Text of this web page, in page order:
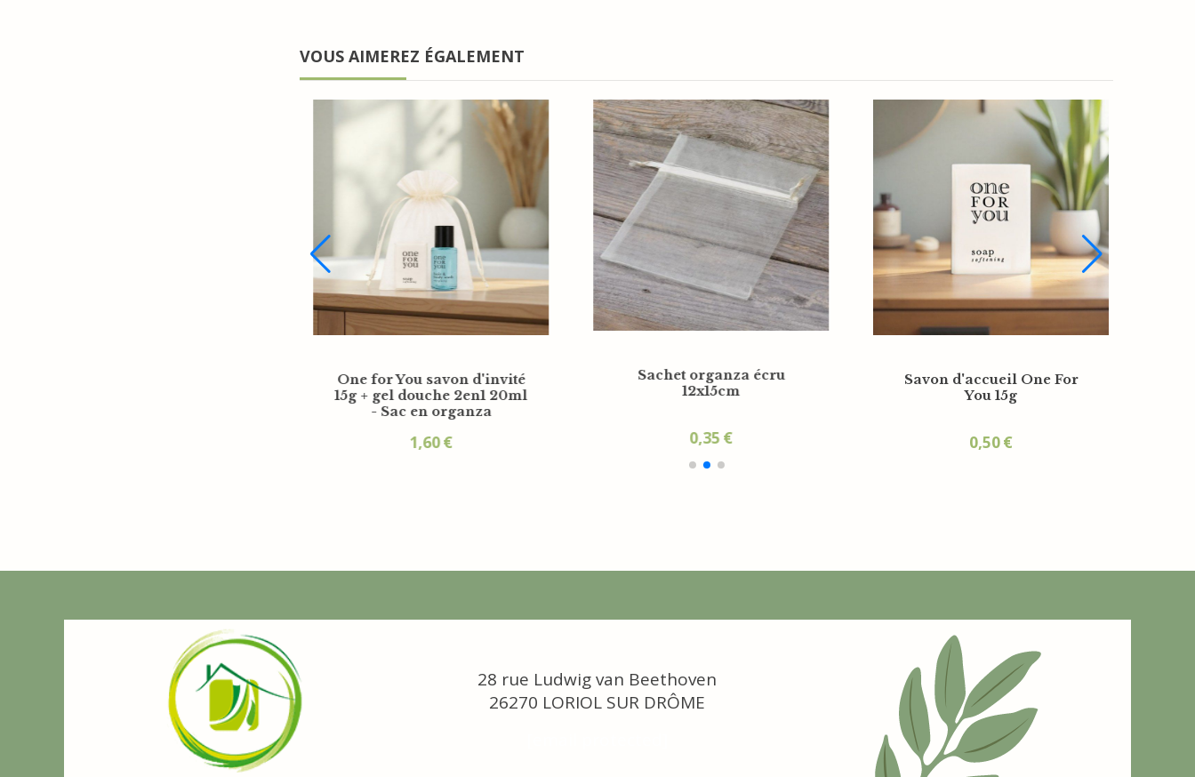
VOUS AIMEREZ ÉGALEMENT
Savon d'accueil One For
You 15g
0,50€
One for You savon d'invité
15g + gel douche 2en1 20ml
1,60€
Sachet organza écru
12x15cm
0,35€
28 rue Ludwig van Beethoven
26270 LORIOL SUR DRÔME